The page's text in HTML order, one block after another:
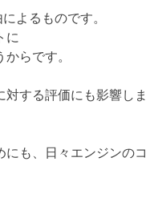
よるものです。
に
らです。
する評価にも影響しま
も、日々エンジンのコ